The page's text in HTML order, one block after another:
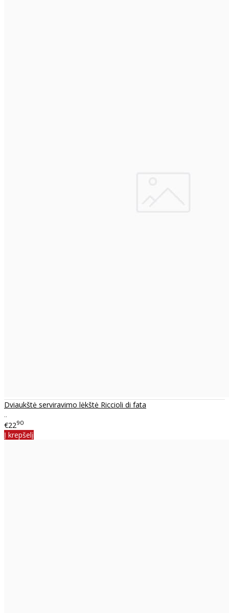
Dviaukštė serviravimo lėkštė Riccioli di fata
..
€2290
Į krepšelį